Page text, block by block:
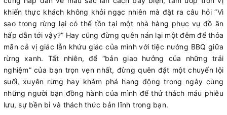
khiến thực khách không khỏi ngạc nhiên mà đặt ra câu hỏi “Vì
sao trong rừng lại có thể tồn tại một nhà hàng phục vụ đồ ăn
hấp dẫn tới vậy?” Hay cũng đừng quên nán lại một đêm để thỏa
mãn cả vị giác lẫn khứu giác của mình với tiệc nướng BBQ giữa
rừng xanh. Tất nhiên, để “bản giao hưởng của những trải
nghiệm” của bạn trọn vẹn nhất, đừng quên đặt một chuyến lội
suối, xuyên rừng hay khám phá hang động trong ngày cùng
những người bạn đồng hành của mình để thử thách máu phiêu
lưu, sự bền bỉ và thách thức bản lĩnh trong bạn.